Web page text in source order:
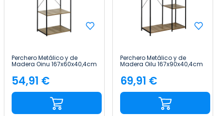
Perchero Metálico y de
Madera Oinu 167x60x40,4cm
Precio
54,91 €
Perchero Metálico y de
Madera Oilu 167x90x40,4cm
Precio
69,91 €